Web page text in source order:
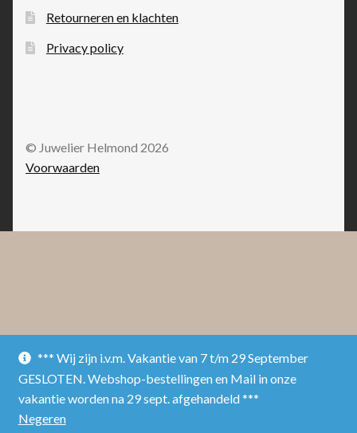
*** Wij zijn i.v.m. Vakantie van 7 t/m 29 September
GESLOTEN. Webshop-bestellingen en Mail in onze
vakantie worden na 29 sept. afgehandeld ***
Negeren
Retourneren en klachten
Privacy policy
© Juwelier Helmond 2026
Voorwaarden